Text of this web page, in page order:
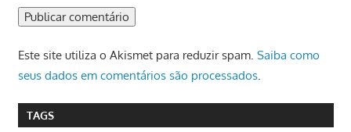
Este site utiliza o Akismet para reduzir spam. Saiba como
seus dados em comentários são processados.
TAGS